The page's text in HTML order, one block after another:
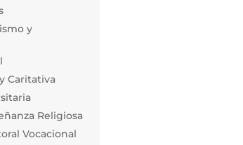
y
Caritativa
Religiosa
Vocacional